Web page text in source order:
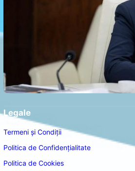
Legale
Termeni și Condiții
Politica de Confidențialitate
Politica de Cookies